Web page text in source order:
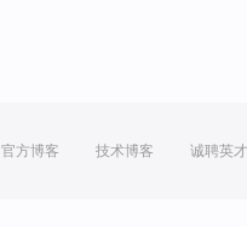
官方博客 技术博客 诚聘英才